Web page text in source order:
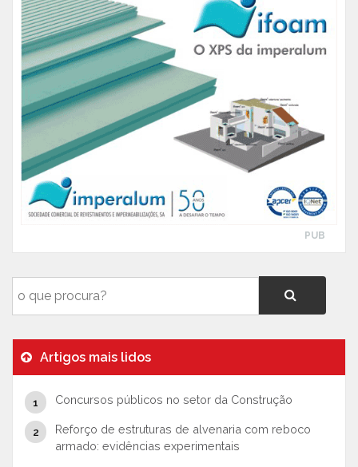
PUB
Artigos mais lidos
Concursos públicos no setor da Construção
Reforço de estruturas de alvenaria com reboco
armado: evidências experimentais